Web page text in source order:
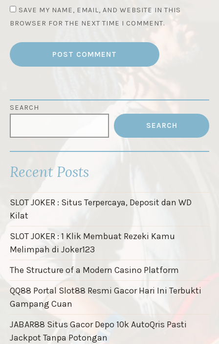
SAVE MY NAME, EMAIL, AND WEBSITE IN THIS
BROWSER FOR THE NEXT TIME I COMMENT.
SEARCH
SEARCH
Recent Posts
SLOT JOKER : Situs Terpercaya, Deposit dan WD
Kilat
SLOT JOKER : 1 Klik Membuat Rezeki Kamu
Melimpah di Joker123
The Structure of a Modern Casino Platform
QQ88 Portal Slot88 Resmi Gacor Hari Ini Terbukti
Gampang Cuan
JABAR88 Situs Gacor Depo 10k AutoQris Pasti
Jackpot Tanpa Potongan